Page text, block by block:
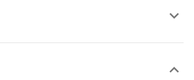
keyboard_arrow_up
keyboard_arrow_down